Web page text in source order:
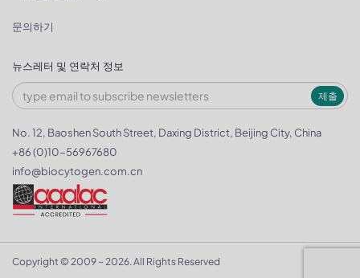
문의하기
뉴스레터 및 연락처 정보
제출
No. 12, Baoshen South Street, Daxing District, Beijing City, China
+86 (0)10-56967680
info@biocytogen.com.cn
Copyright © 2009 ~ 2026. All Rights Reserved